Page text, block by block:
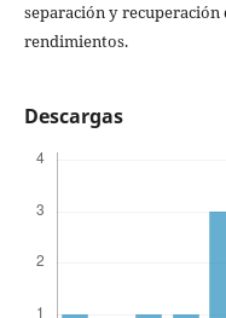
separación y
rendimientos.
Descargas